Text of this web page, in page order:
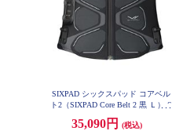
SIXPAD シックスパッド コアベル
ト2（SIXPAD Core Belt 2 黒 Ｌ） S
35,090円
(税込)